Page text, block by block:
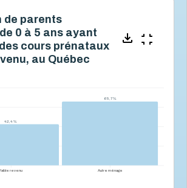
de parents
0 à 5 ans ayant
cours prénataux
au Québec
Faible revenu Autre ménage
42,4 %
42,4 %
65,7 %
65,7 %